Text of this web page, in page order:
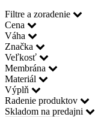
Filtre a zoradenie
Cena
Váha
Značka
Veľkosť
Membrána
Materiál
Výplň
Radenie produktov
Skladom na predajni